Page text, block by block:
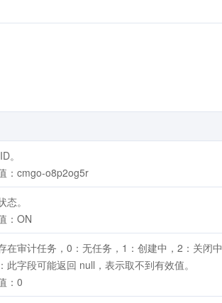
。
：cmgo-o8p2og5r
态。
：ON
在审计任务，0：无任务，1：创建中，2：关闭中
此字段可能返回 null，表示取不到有效值。
：0